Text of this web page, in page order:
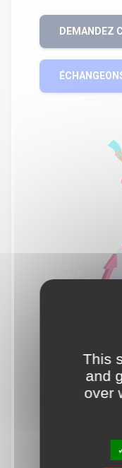
DEMANDEZ
This
and
over